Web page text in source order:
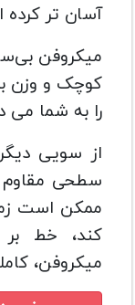
آسان تر
کوچک و وزن
را به شما می
از سویی
سطحی مقاوم
ممکن است
کند، خط
میکروفن،